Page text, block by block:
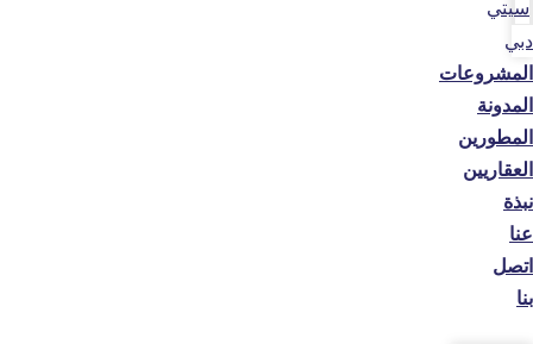
دبي
المشروعات
المدونة
المطورين
العقاريين
نبذة
عنا
اتصل
بنا